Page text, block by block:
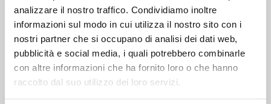
analizzare il nostro traffico. Condividiamo inoltre
informazioni sul modo in cui utilizza il nostro sito con i
nostri partner che si occupano di analisi dei dati web,
pubblicità e social media, i quali potrebbero combinarle
con altre informazioni che ha fornito loro o che hanno
raccolto dal suo utilizzo dei loro servizi.